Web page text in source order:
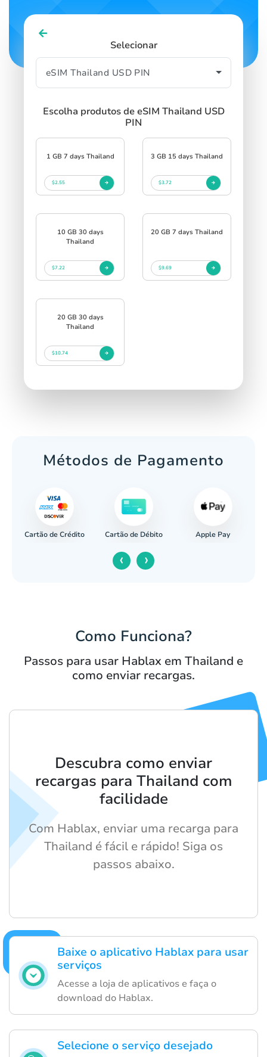
Selecionar
Escolha produtos de eSIM Thailand USD
PIN
1 GB 7 days Thailand
$2.55
3 GB 15 days Thailand
$3.72
10 GB 30 days
Thailand
$7.22
20 GB 7 days Thailand
$9.69
20 GB 30 days
Thailand
$10.74
Métodos de Pagamento
Cartão de Crédito Cartão de Débito Apple Pay
‹ ›
Como Funciona?
Passos para usar Hablax em Thailand e
como enviar recargas.
Baixe o aplicativo Hablax para usar
serviços
Acesse a loja de aplicativos e faça o
download do Hablax.
Selecione o serviço desejado
Descubra como enviar
recargas para Thailand com
facilidade
Com Hablax, enviar uma recarga para
Thailand é fácil e rápido! Siga os
passos abaixo.